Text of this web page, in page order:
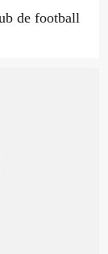
de football